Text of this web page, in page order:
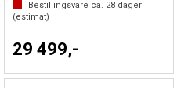
Bestillingsvare ca. 28 dager
(estimat)
29 499,-